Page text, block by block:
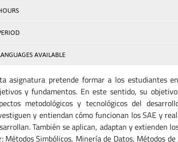
AVAILABLE
asignatura pretende formar a los estudiantes
y fundamentos. En este sentido, su
metodológicos y tecnológicos del
y entiendan cómo funcionan los SAE y
También se aplican, adaptan y extienden
Métodos Simbólicos, Minería de Datos, Métodos